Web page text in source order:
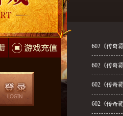
602《传奇
602《传奇
602《传奇
602《传奇